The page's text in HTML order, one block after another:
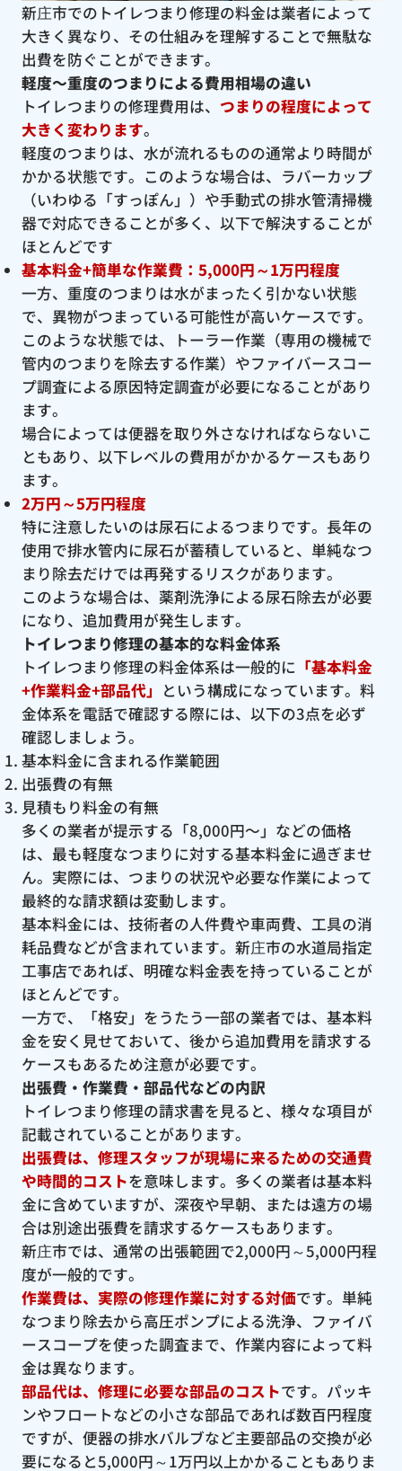
新庄市でのトイレつまり修理の料金は業者によって
大きく異なり、その仕組みを理解することで無駄な
出費を防ぐことができます。
軽度〜重度のつまりによる費用相場の違い
トイレつまりの修理費用は、 つまりの程度によって
大きく変わります。
軽度のつまりは、水が流れるものの通常より時間が
かかる状態です。このような場合は、ラバーカップ
（いわゆる「すっぽん」）や手動式の排水管清掃機
器で対応できることが多く、以下で解決することが
ほとんどです
基本料金+簡単な作業費：5,000円～1万円程度
一方、重度のつまりは水がまったく引かない状態
で、異物がつまっている可能性が高いケースです。
このような状態では、トーラー作業（専用の機械で
管内のつまりを除去する作業）やファイバースコー
プ調査による原因特定調査が必要になることがあり
ます。
場合によっては便器を取り外さなければならないこ
ともあり、以下レベルの費用がかかるケースもあり
ます。
2万円～5万円程度
特に注意したいのは尿石によるつまりです。長年の
使用で排水管内に尿石が蓄積していると、単純なつ
まり除去だけでは再発するリスクがあります。
このような場合は、薬剤洗浄による尿石除去が必要
になり、追加費用が発生します。
トイレつまり修理の基本的な料金体系
トイレつまり修理の料金体系は一般的に 「基本料金
+作業料金+部品代」 という構成になっています。料
金体系を電話で確認する際には、以下の3点を必ず
確認しましょう。
基本料金に含まれる作業範囲
出張費の有無
見積もり料金の有無
多くの業者が提示する「8,000円〜」などの価格
は、最も軽度なつまりに対する基本料金に過ぎませ
ん。実際には、つまりの状況や必要な作業によって
最終的な請求額は変動します。
基本料金には、技術者の人件費や車両費、工具の消
耗品費などが含まれています。新庄市の水道局指定
工事店であれば、明確な料金表を持っていることが
ほとんどです。
一方で、「格安」をうたう一部の業者では、基本料
金を安く見せておいて、後から追加費用を請求する
ケースもあるため注意が必要です。
出張費・作業費・部品代などの内訳
トイレつまり修理の請求書を見ると、様々な項目が
記載されていることがあります。
出張費は、修理スタッフが現場に来るための交通費
や時間的コストを意味します。多くの業者は基本料
金に含めていますが、深夜や早朝、または遠方の場
合は別途出張費を請求するケースもあります。
新庄市では、通常の出張範囲で2,000円～5,000円程
度が一般的です。
作業費は、実際の修理作業に対する対価です。単純
なつまり除去から高圧ポンプによる洗浄、ファイバ
ースコープを使った調査まで、作業内容によって料
金は異なります。
部品代は、修理に必要な部品のコストです。パッキ
ンやフロートなどの小さな部品であれば数百円程度
ですが、便器の排水バルブなど主要部品の交換が必
要になると5,000円～1万円以上かかることもありま